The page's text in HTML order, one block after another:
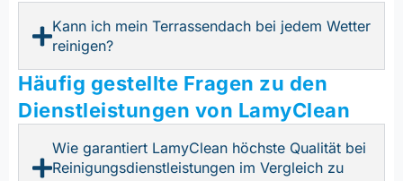
Kann ich mein Terrassendach bei jedem Wetter
reinigen?
Häufig gestellte Fragen zu den
Dienstleistungen von LamyClean
Wie garantiert LamyClean höchste Qualität bei
Reinigungsdienstleistungen im Vergleich zu